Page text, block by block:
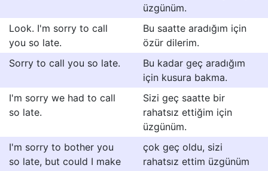
üzgünüm.
Look. I'm sorry to call
you so late.
Bu saatte aradığım için
özür dilerim.
Sorry to call you so late.
Bu kadar geç aradığım
için kusura bakma.
I'm sorry we had to call
so late.
Sizi geç saatte bir
rahatsız ettiğim için
üzgünüm.
I'm sorry to bother you
so late, but could I make
çok geç oldu, sizi
rahatsız ettim üzgünüm